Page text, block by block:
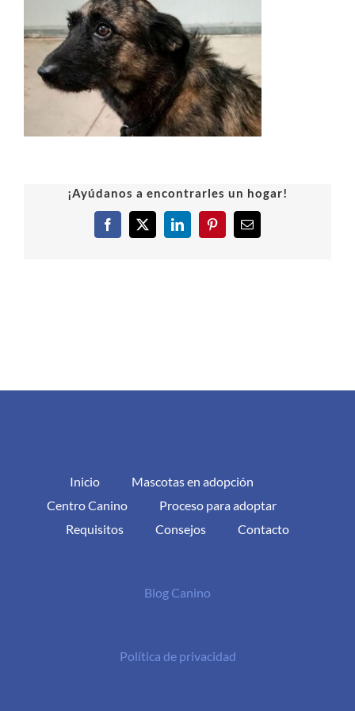
¡Ayúdanos a encontrarles un hogar!
Facebook
X LinkedInPinterestCorreo
Inicio
Mascotas en adopción
Centro Canino
Proceso para adoptar
Requisitos
Consejos Contacto
Blog Canino
Política de privacidad